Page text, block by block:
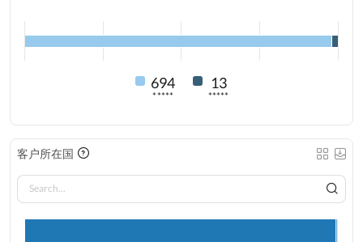
694
*****
13
*****
客户所在国